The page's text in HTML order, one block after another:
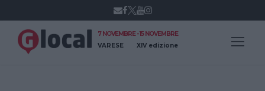
7 NOVEMBRE - 15 NOVEMBRE
VARESE
XIV edizione